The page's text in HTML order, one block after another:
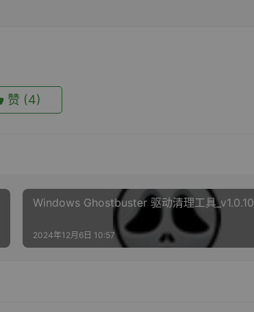
赞 (4)
Windows Ghostbuster 驱动清理工具_v1.0.10
2024年12月6日 10:57